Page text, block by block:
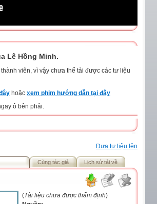
Lê Hồng Minh.
viên, vì vậy chưa thể tải được các tư liệu
hoặc xem phim hướng dẫn tại đây
ô bên phải.
Đưa tư liệu lên
Cùng tác giả Lịch sử tải về
(Tài liệu chưa được thẩm định)